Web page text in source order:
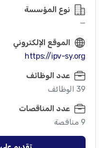
نوع المؤسسة
—
الموقع الإلكتروني
https://ipv-sy.org
عدد الوظائف
39 الوظائف
عدد المناقصات
9 مناقصة